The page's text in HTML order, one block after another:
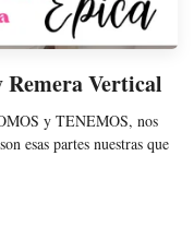
Remera Vertical
y TENEMOS, nos
esas partes nuestras que